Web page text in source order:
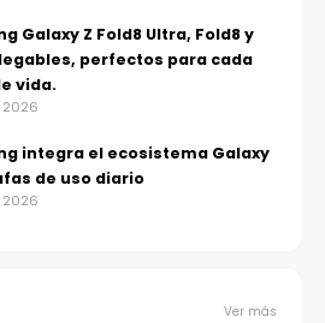
Galaxy Z Fold8 Ultra, Fold8 y
perfectos para cada
vida.
2026
integra el ecosistema Galaxy
de uso diario
2026
Ver más